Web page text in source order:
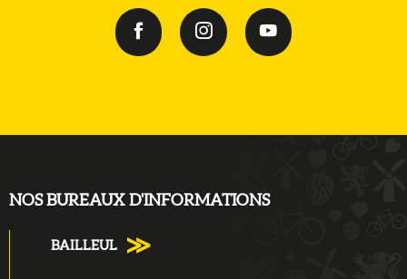
NOS BUREAUX D'INFORMATIONS
BAILLEUL